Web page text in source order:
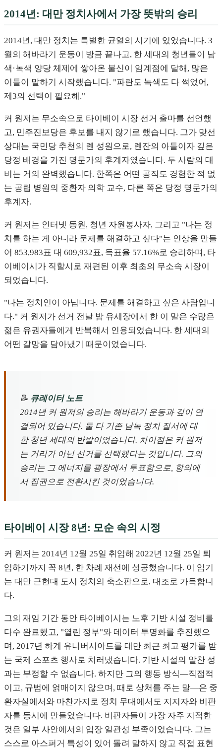
2014년: 대만 정치사에서 가장 뜻밖의 승리
2014년, 대만 정치는 특별한 균열의 시기에 있었습니다. 3
월의 해바라기 운동이 방금 끝나고, 한 세대의 청년들이 남
색·녹색 양당 체제에 쌓아온 불신이 임계점에 달해, 많은
이들이 말하기 시작했습니다. "파란도 녹색도 다 썩었어,
제3의 선택이 필요해."
커 원저는 무소속으로 타이베이 시장 선거 출마를 선언했
고, 민주진보당은 후보를 내지 않기로 했습니다. 그가 맞선
상대는 국민당 추천의 롄 성원으로, 롄잔의 아들이자 깊은
당정 배경을 가진 명문가의 후계자였습니다. 두 사람의 대
비는 거의 완벽했습니다. 한쪽은 어떤 공직도 경험한 적 없
는 공립 병원의 중환자 의학 교수, 다른 쪽은 당정 명문가의
후계자.
커 원저는 인터넷 동원, 청년 자원봉사자, 그리고 "나는 정
치를 하는 게 아니라 문제를 해결하고 싶다"는 인상을 만들
어 853,983표 대 609,932표, 득표율 57.16%로 승리하며, 타
이베이시가 직할시로 재편된 이후 최초의 무소속 시장이
되었습니다.
"나는 정치인이 아닙니다. 문제를 해결하고 싶은 사람입니
다." 커 원저가 선거 전날 밤 유세장에서 한 이 말은 수많은
젊은 유권자들에게 반복해서 인용되었습니다. 한 세대의
어떤 갈망을 담아냈기 때문이었습니다.
📝 큐레이터 노트
2014년 커 원저의 승리는 해바라기 운동과 깊이 연
결되어 있습니다. 둘 다 기존 남녹 정치 질서에 대
한 청년 세대의 반발이었습니다. 차이점은 커 원저
는 거리가 아닌 선거를 선택했다는 것입니다. 그의
승리는 그 에너지를 광장에서 투표함으로, 항의에
서 집권으로 전환시킨 것이었습니다.
타이베이 시장 8년: 모순 속의 시정
커 원저는 2014년 12월 25일 취임해 2022년 12월 25일 퇴
임하기까지 꼭 8년, 한 차례 재선에 성공했습니다. 이 임기
는 대만 근현대 도시 정치의 축소판으로, 대조로 가득합니
다.
그의 재임 기간 동안 타이베이시는 노후 기반 시설 정비를
다수 완료했고, "열린 정부"와 데이터 투명화를 추진했으
며, 2017년 하계 유니버시아드를 대만 최근 최고 평가를 받
는 국제 스포츠 행사로 치러냈습니다. 기반 시설의 알찬 성
과는 부정할 수 없습니다. 하지만 그의 행동 방식—직접적
이고, 규범에 얽매이지 않으며, 때로 상처를 주는 말—은 중
환자실에서와 마찬가지로 정치 무대에서도 지지자와 비판
자를 동시에 만들었습니다. 비판자들이 가장 자주 지적한
것은 일부 사안에서의 입장 일관성 부족이었습니다. 그는
스스로 아스퍼거 특성이 있어 돌려 말하지 않고 직접 표현